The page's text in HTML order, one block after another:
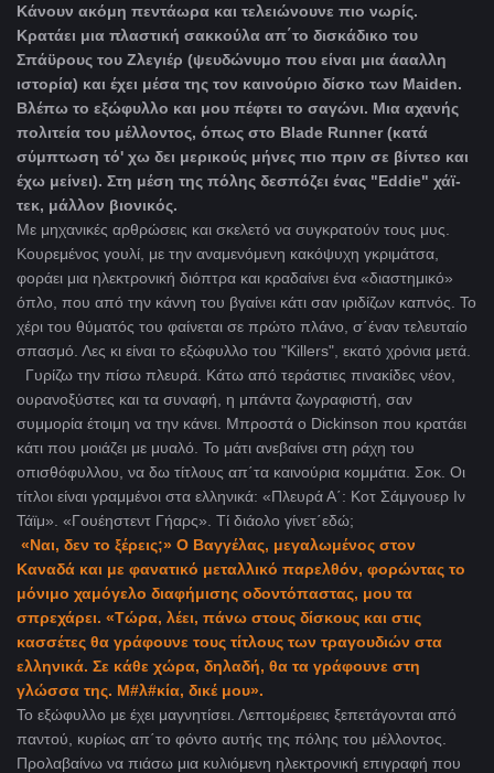
Κάνουν ακόμη πεντάωρα και τελειώνουνε πιο νωρίς.
Κρατάει μια πλαστική σακκούλα απ΄το δισκάδικο του
Σπάϋρους του Ζλεγιέρ (ψευδώνυμο που είναι μια άααλλη
ιστορία) και έχει μέσα της τον καινούριο δίσκο των Maiden.
Βλέπω το εξώφυλλο και μου πέφτει το σαγώνι. Μια αχανής
πολιτεία του μέλλοντος, όπως στο Blade Runner(κατά
σύμπτωση τό' χω δει μερικούς μήνες πιο πριν σε βίντεο και
έχω μείνει). Στη μέση της πόλης δεσπόζει ένας "Eddie" χάϊ-
τεκ, μάλλον βιονικός.
Με μηχανικές αρθρώσεις και σκελετό να συγκρατούν τους μυς.
Κουρεμένος γουλί, με την αναμενόμενη κακόψυχη γκριμάτσα,
φοράει μια ηλεκτρονική διόπτρα και κραδαίνει ένα «διαστημικό»
όπλο, που από την κάννη του βγαίνει κάτι σαν ιριδίζων καπνός. Το
χέρι του θύματός του φαίνεται σε πρώτο πλάνο, σ΄έναν τελευταίο
σπασμό. Λες κι είναι το εξώφυλλο του "Killers", εκατό χρόνια μετά.
Γυρίζω την πίσω πλευρά. Κάτω από τεράστιες πινακίδες νέον,
ουρανοξύστες και τα συναφή, η μπάντα ζωγραφιστή, σαν
συμμορία έτοιμη να την κάνει. Μπροστά ο Dickinson που κρατάει
κάτι που μοιάζει με μυαλό. Το μάτι ανεβαίνει στη ράχη του
οπισθόφυλλου, να δω τίτλους απ΄τα καινούρια κομμάτια. Σοκ. Οι
τίτλοι είναι γραμμένοι στα ελληνικά: «Πλευρά Α΄: Κοτ Σάμγουερ Ιν
Τάϊμ». «Γουέηστεντ Γήαρς». Τί διάολο γίνετ΄εδώ;
«Ναι, δεν το ξέρεις;» Ο Βαγγέλας, μεγαλωμένος στον
Καναδά και με φανατικό μεταλλικό παρελθόν, φορώντας το
μόνιμο χαμόγελο διαφήμισης οδοντόπαστας, μου τα
σπρεχάρει. «Τώρα, λέει, πάνω στους δίσκους και στις
κασσέτες θα γράφουνε τους τίτλους των τραγουδιών στα
ελληνικά. Σε κάθε χώρα, δηλαδή, θα τα γράφουνε στη
γλώσσα της. Μ#λ#κία, δικέ μου».
Το εξώφυλλο με έχει μαγνητίσει. Λεπτομέρειες ξεπετάγονται από
παντού, κυρίως απ΄το φόντο αυτής της πόλης του μέλλοντος.
Προλαβαίνω να πιάσω μια κυλιόμενη ηλεκτρονική επιγραφή που